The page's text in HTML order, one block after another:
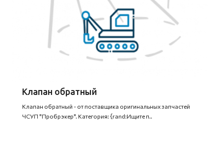
Клапан обратный
Клапан обратный - от поставщика оригинальных запчастей
ЧСУП "Пробрэкер". Категория: {rand:Ищите п..